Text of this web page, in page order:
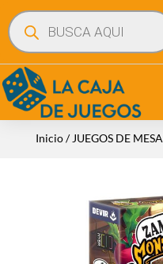
Búsqueda
de
productos
Inicio/ JUEGOS DE MESA